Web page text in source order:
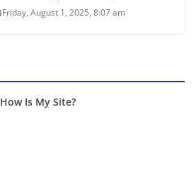
Friday, August 1, 2025, 8:07 am
How Is My Site?